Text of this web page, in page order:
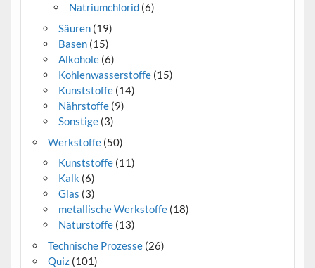
Natriumchlorid (6)
Säuren(19)
Basen(15)
Alkohole(6)
Kohlenwasserstoffe(15)
Kunststoffe(14)
Nährstoffe(9)
Sonstige(3)
Werkstoffe(50)
Kunststoffe(11)
Kalk (6)
Glas (3)
metallische Werkstoffe(18)
Naturstoffe(13)
Technische Prozesse(26)
Quiz(101)